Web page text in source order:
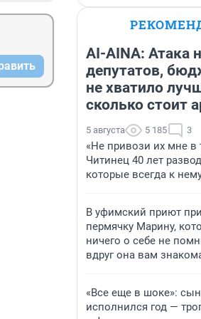
AI-AINA: Атака
депутатов,
не хватило
сколько стоит
5 августа 5 185 3
«Не привози их мне в
Читинец 40 лет
которые всегда к
В уфимский приют
пермячку Марину,
ничего о себе не
вдруг она вам
«Все еще в шоке»:
исполнился год —